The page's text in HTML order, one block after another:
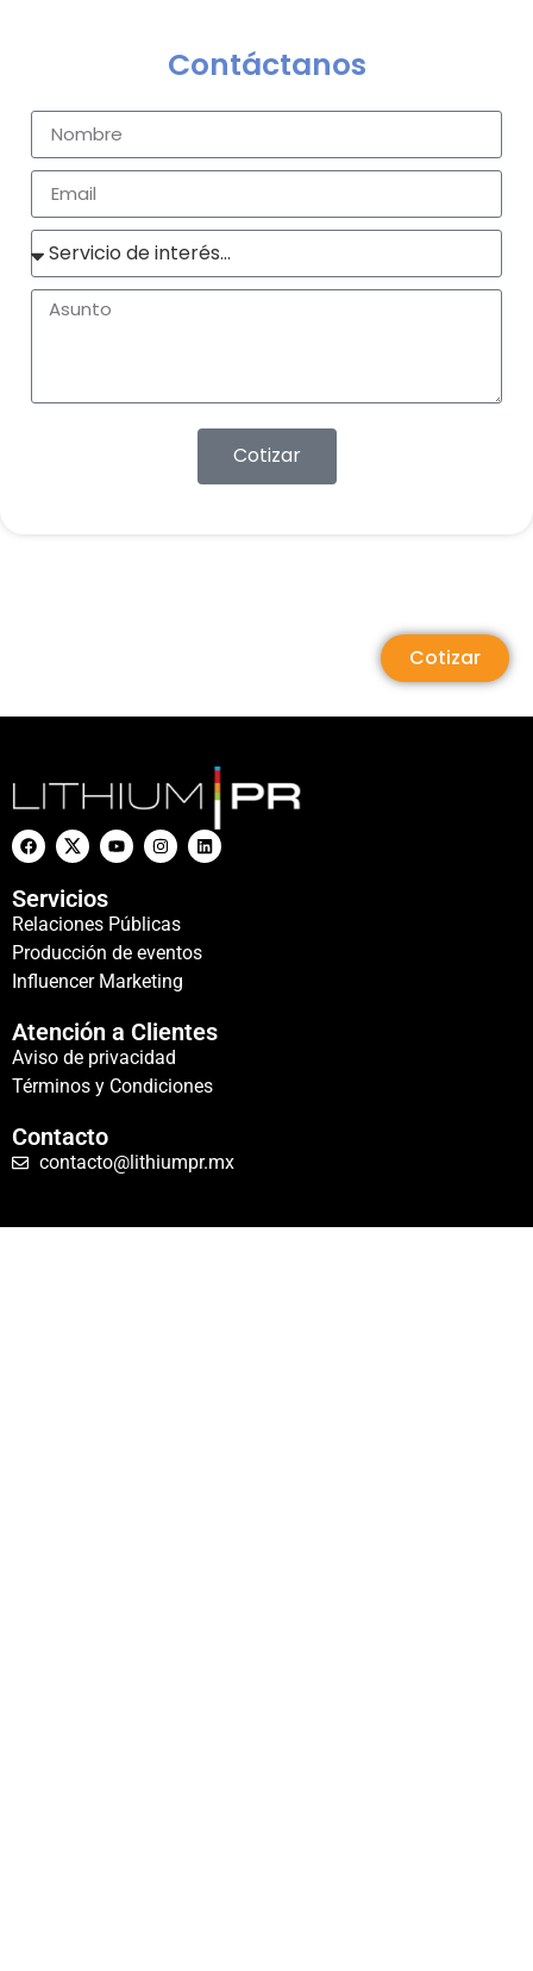
Contáctanos
Cotizar
Cotizar
Servicios
Relaciones Públicas
Producción de eventos
Influencer Marketing
Atención a Clientes
Aviso de privacidad
Términos y Condiciones
Contacto
contacto@lithiumpr.mx